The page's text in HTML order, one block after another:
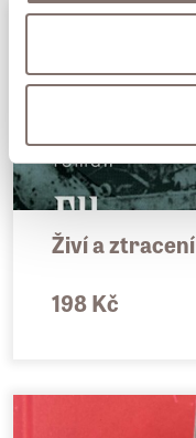
Živí a ztracení
198 Kč